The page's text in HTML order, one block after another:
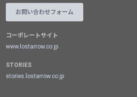
お問い合わせフォーム
コーポレートサイト
www.lostarrow.co.jp
STORIES
stories.lostarrow.co.jp